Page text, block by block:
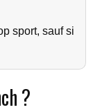
sport, sauf si
?